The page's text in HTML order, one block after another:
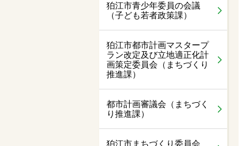
狛江市青少年委員の会議
（子ども若者政策課）
狛江市都市計画マスタープ
ラン改定及び立地適正化計
画策定委員会（まちづくり
推進課）
都市計画審議会（まちづく
り推進課）
狛江市まちづくり委員会